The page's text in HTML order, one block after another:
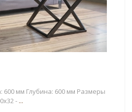
мм Глубина: 600 мм Размеры
- ...